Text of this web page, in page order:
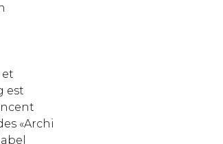
et
est
«Archi